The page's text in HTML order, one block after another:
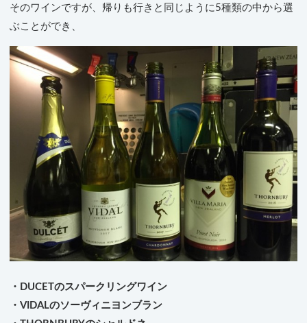
そのワインですが、帰りも行きと同じように5種類の中から選
ぶことができ、
・DUCETのスパークリングワイン
・VIDALのソーヴィニヨンブラン